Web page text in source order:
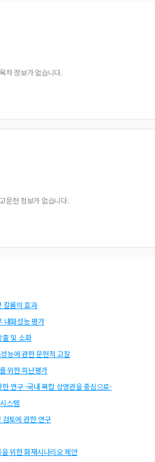
차 정보가 없습니다.
문헌 정보가 없습니다.
칼륨의 효과
내화성능 평가
출 및 소화
능에 관한 문헌적 고찰
위한 피난평가
연구 -국내 복합 상영관을 중심으로-
스템
토에 관한 연구
위한 화재시나리오 제안